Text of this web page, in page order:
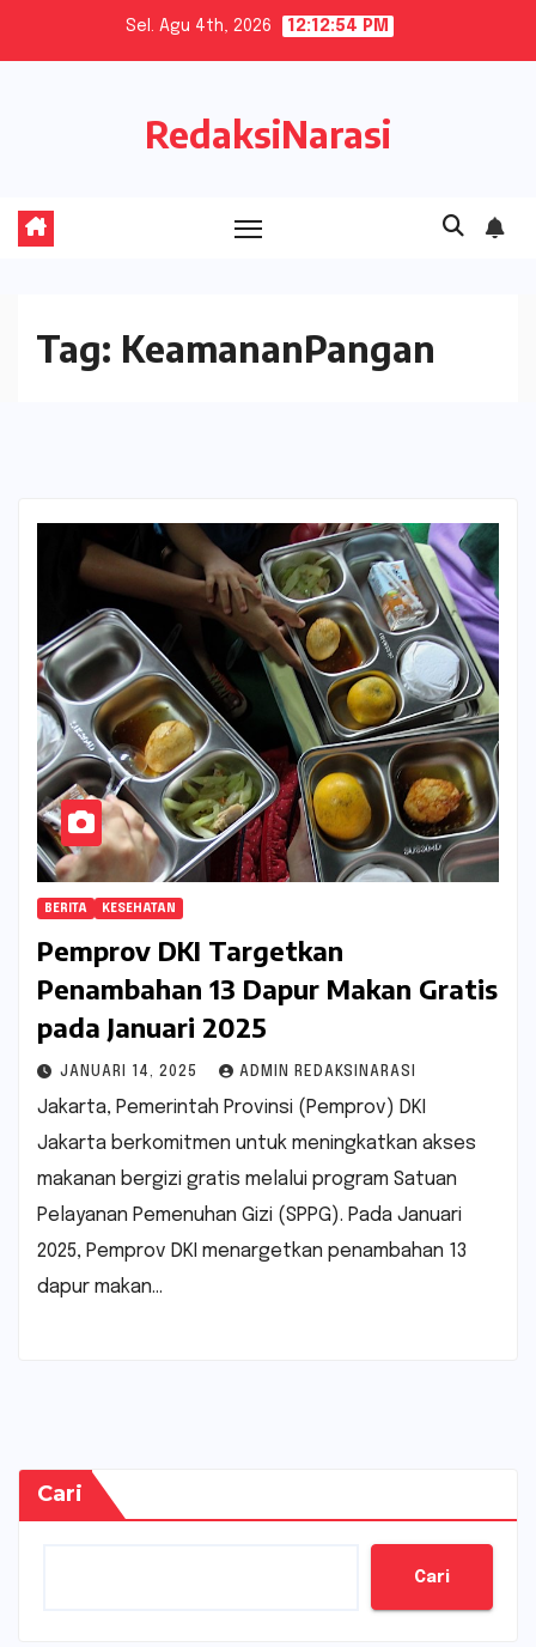
Sel. Agu 4th, 2026 12:12:55 PM
RedaksiNarasi
Tag: KeamananPangan
BERITA KESEHATAN
Pemprov DKI Targetkan
Penambahan 13 Dapur Makan Gratis
pada Januari 2025
JANUARI 14, 2025 ADMIN REDAKSINARASI
Jakarta, Pemerintah Provinsi (Pemprov) DKI
Jakarta berkomitmen untuk meningkatkan akses
makanan bergizi gratis melalui program Satuan
Pelayanan Pemenuhan Gizi (SPPG). Pada Januari
2025, Pemprov DKI menargetkan penambahan 13
dapur makan…
Cari
Cari